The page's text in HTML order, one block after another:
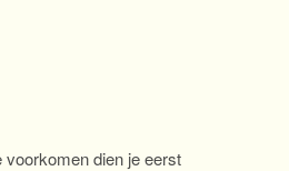
dien je eerst